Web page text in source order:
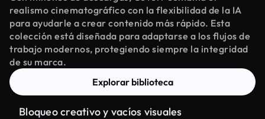
realismo cinematográfico con la flexibilidad de la IA
para ayudarle a crear contenido más rápido. Esta
colección está diseñada para adaptarse a los flujos de
trabajo modernos, protegiendo siempre la integridad
de su marca.
Explorar biblioteca
Bloqueo creativo y vacíos visuales